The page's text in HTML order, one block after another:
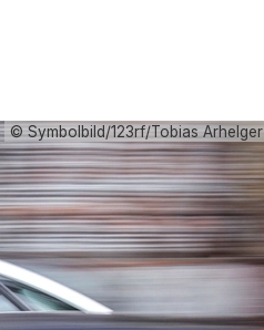
© Symbolbild/123rf/Tobias Arhelger